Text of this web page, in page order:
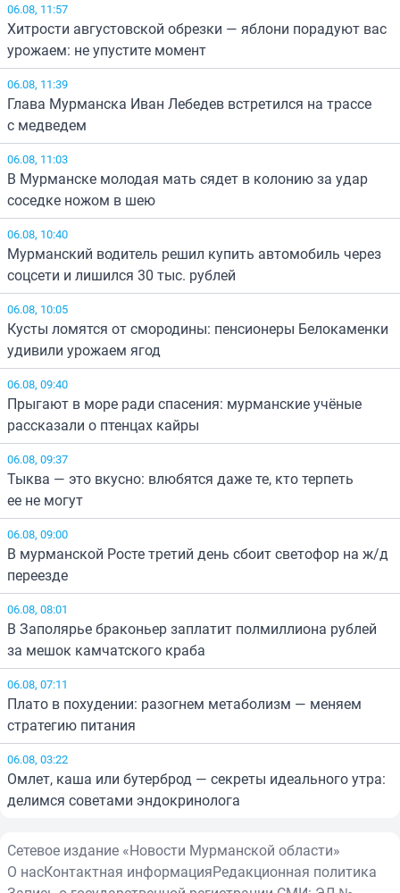
06.08, 11:57
Хитрости августовской обрезки — яблони порадуют вас
урожаем: не упустите момент
06.08, 11:39
Глава Мурманска Иван Лебедев встретился на трассе
с медведем
06.08, 11:03
В Мурманске молодая мать сядет в колонию за удар
соседке ножом в шею
06.08, 10:40
Мурманский водитель решил купить автомобиль через
соцсети и лишился 30 тыс. рублей
06.08, 10:05
Кусты ломятся от смородины: пенсионеры Белокаменки
удивили урожаем ягод
06.08, 09:40
Прыгают в море ради спасения: мурманские учёные
рассказали о птенцах кайры
06.08, 09:37
Тыква — это вкусно: влюбятся даже те, кто терпеть
ее не могут
06.08, 09:00
В мурманской Росте третий день сбоит светофор на ж/д
переезде
06.08, 08:01
В Заполярье браконьер заплатит полмиллиона рублей
за мешок камчатского краба
06.08, 07:11
Плато в похудении: разогнем метаболизм — меняем
стратегию питания
06.08, 03:22
Омлет, каша или бутерброд — секреты идеального утра:
делимся советами эндокринолога
Сетевое издание «Новости Мурманской области»
О насКонтактная информацияРедакционная политика